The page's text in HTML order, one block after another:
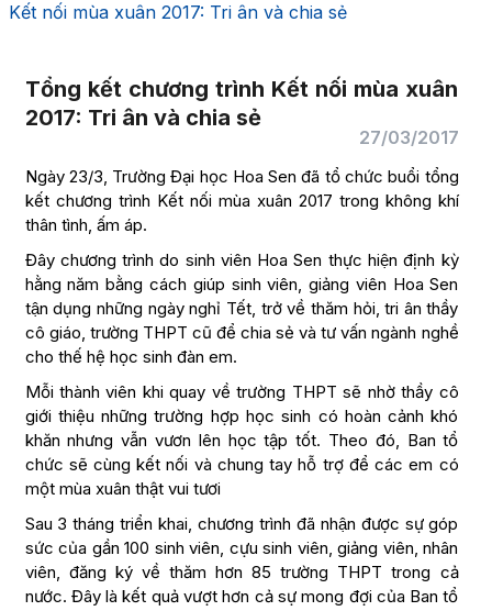
Kết nối mùa xuân 2017: Tri ân và chia sẻ
Tổng kết chương trình Kết nối mùa xuân
2017: Tri ân và chia sẻ
27/03/2017
Ngày 23/3, Trường Đại học Hoa Sen đã tổ chức buổi tổng
kết chương trình Kết nối mùa xuân 2017 trong không khí
thân tình, ấm áp.
Đây chương trình do sinh viên Hoa Sen thực hiện định kỳ
hằng năm bằng cách giúp sinh viên, giảng viên Hoa Sen
tận dụng những ngày nghỉ Tết, trở về thăm hỏi, tri ân thầy
cô giáo, trường THPT cũ để chia sẻ và tư vấn ngành nghề
cho thế hệ học sinh đàn em.
Mỗi thành viên khi quay về trường THPT sẽ nhờ thầy cô
giới thiệu những trường hợp học sinh có hoàn cảnh khó
khăn nhưng vẫn vươn lên học tập tốt. Theo đó, Ban tổ
chức sẽ cùng kết nối và chung tay hỗ trợ để các em có
một mùa xuân thật vui tươi
Sau 3 tháng triển khai, chương trình đã nhận được sự góp
sức của gần 100 sinh viên, cựu sinh viên, giảng viên, nhân
viên, đăng ký về thăm hơn 85 trường THPT trong cả
nước. Đây là kết quả vượt hơn cả sự mong đợi của Ban tổ